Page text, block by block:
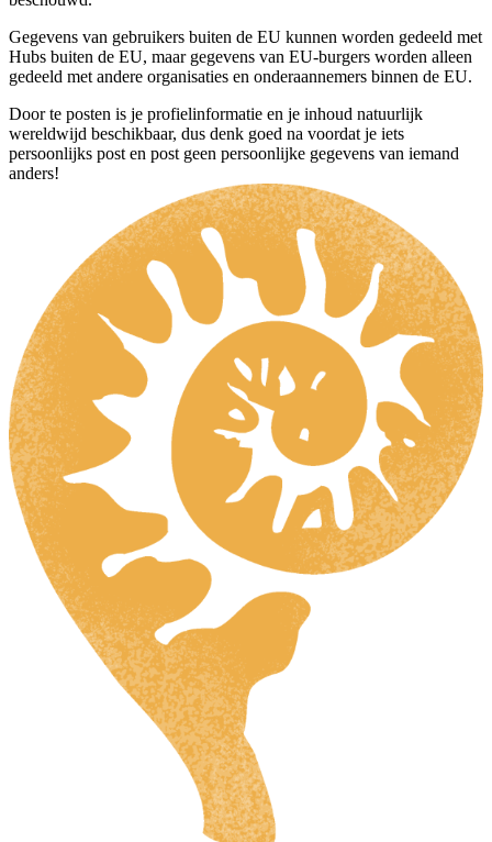
Gegevens van gebruikers buiten de EU kunnen worden gedeeld met
Hubs buiten de EU, maar gegevens van EU-burgers worden alleen
gedeeld met andere organisaties en onderaannemers binnen de EU.
Door te posten is je profielinformatie en je inhoud natuurlijk
wereldwijd beschikbaar, dus denk goed na voordat je iets
persoonlijks post en post geen persoonlijke gegevens van iemand
anders!